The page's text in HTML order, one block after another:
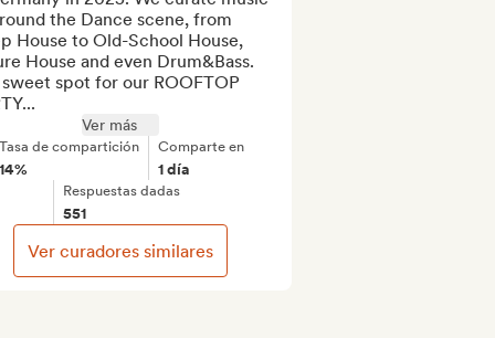
the Dance scene, from
House to Old-School House,
House and even Drum&Bass.
spot for our ROOFTOP
Ver más
de compartición Comparte en
1 día
Respuestas dadas
551
Ver curadores similares